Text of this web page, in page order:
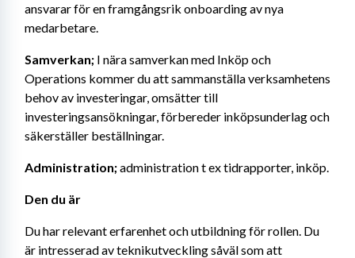
ansvarar för en framgångsrik onboarding av nya
medarbetare.
Samverkan; I nära samverkan med Inköp och
Operations kommer du att sammanställa verksamhetens
behov av investeringar, omsätter till
investeringsansökningar, förbereder inköpsunderlag och
säkerställer beställningar.
Administration; administration t ex tidrapporter, inköp.
Den du är
Du har relevant erfarenhet och utbildning för rollen. Du
är intresserad av teknikutveckling såväl som att